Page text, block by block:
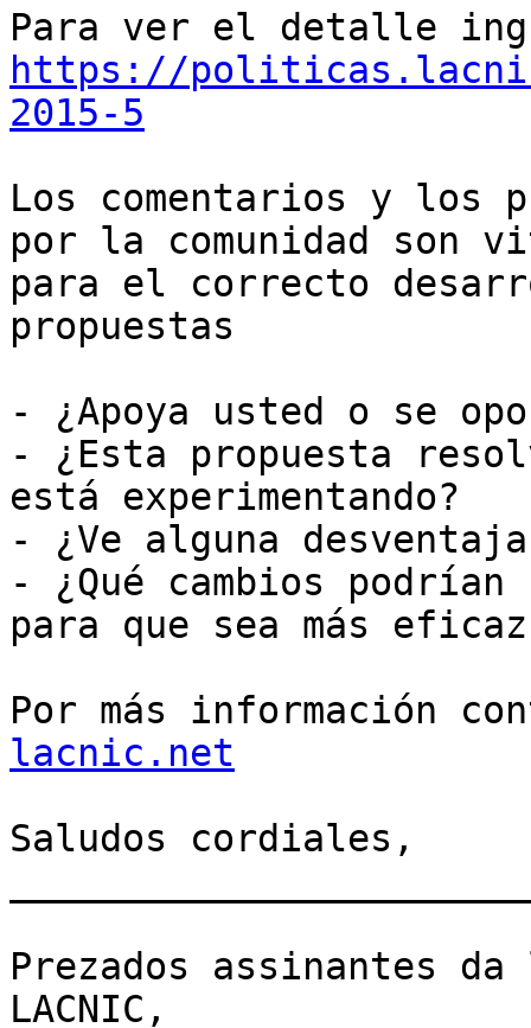
https://
2015-5
Los comentarios y los
por la comunidad son
para el correcto
propuestas
- ¿Apoya usted o se
- ¿Esta propuesta
está experimentando?
- ¿Ve alguna
- ¿Qué cambios
para que sea más
Por más información
lacnic.net
Saludos cordiales,
﻿Prezados assinantes
LACNIC,